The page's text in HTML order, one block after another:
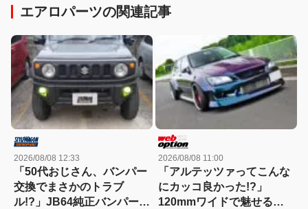
エアロパーツの関連記事
2026/08/08 12:33
「50代おじさん、バンパー
交換でまさかのトラブ
ル!?」JB64純正バンパー流
2026/08/08 11:00
「アルテッツァってこんな
にカッコ良かった!?」
120mmワイドで魅せる新